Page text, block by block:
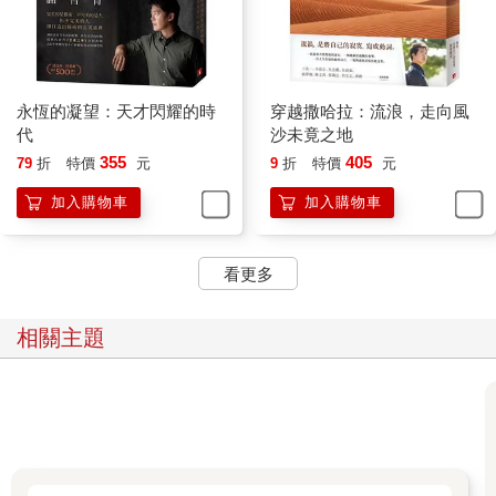
永恆的凝望：天才閃耀的時
代
79 折 特價 355 元
加入購物車
穿越撒哈拉：流浪，走向風
沙未竟之地
9 折 特價 405 元
加入購物車
看更多
相關主題